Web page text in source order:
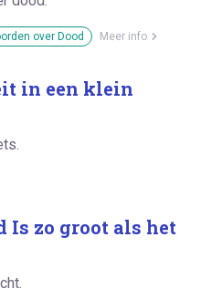
over Dood Meer info
in een klein
Is zo groot als het